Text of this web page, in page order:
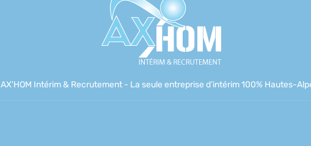
AX'HOM Intérim & Recrutement - La seule entreprise d’intérim 100% Hautes-